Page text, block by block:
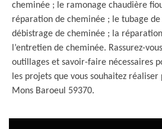
cheminée ; le ramonage chaudière
réparation de cheminée ; le tubage
débistrage de cheminée ; la
l’entretien de cheminée. Rassurez-
outillages et savoir-faire nécessaires
les projets que vous souhaitez
Mons Baroeul 59370.